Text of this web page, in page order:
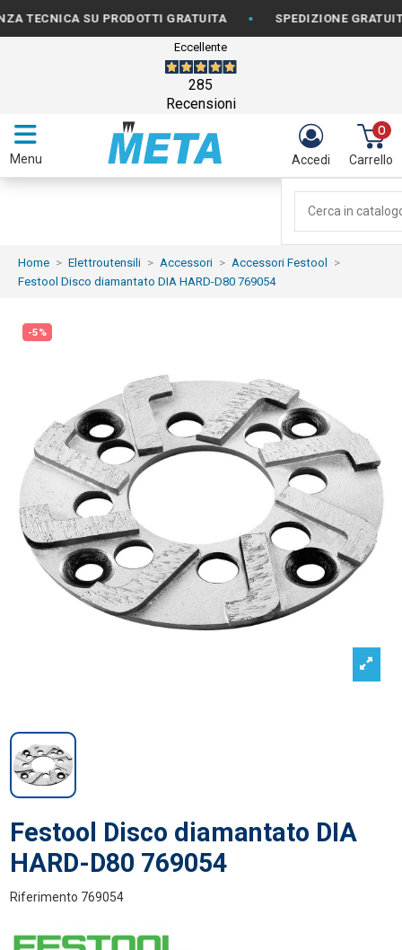
SU PRODOTTI GRATUITA • SPEDIZIONE GRATUITA
Eccellente
285
Recensioni
Menu Accedi
0
Carrello
Home Elettroutensili Accessori
Accessori Festool
Festool Disco diamantato DIA HARD-D80 769054
-5%
Festool Disco diamantato DIA
HARD-D80 769054
Riferimento 769054